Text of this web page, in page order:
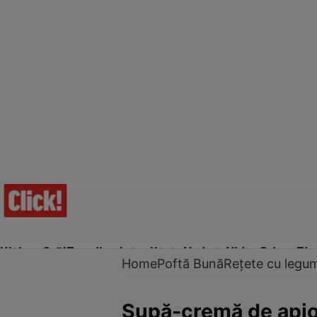
Ultima Oră!Trending Actualitate Vedete Video Prime Time
HomePoftă BunăRețete cu
Supă-cremă de